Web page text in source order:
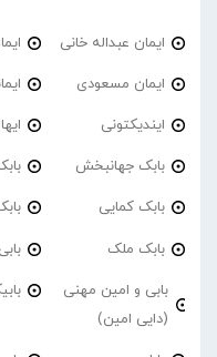
ایمان عبداله خانی
ایمان مسعودی
ایندیکتونی
بابک جهانبخش
بابک کمایی
بابک ملک
بابی و امین مهنی
(دایی امین)